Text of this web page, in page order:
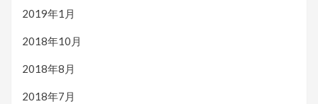
2019年1月
2018年10月
2018年8月
2018年7月